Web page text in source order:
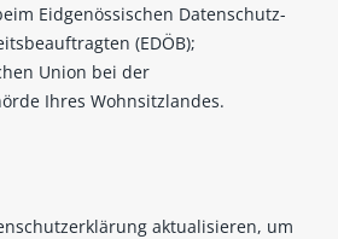
Eidgenössischen Datenschutz-
(EDÖB);
Union bei der
Ihres Wohnsitzlandes.
aktualisieren, um